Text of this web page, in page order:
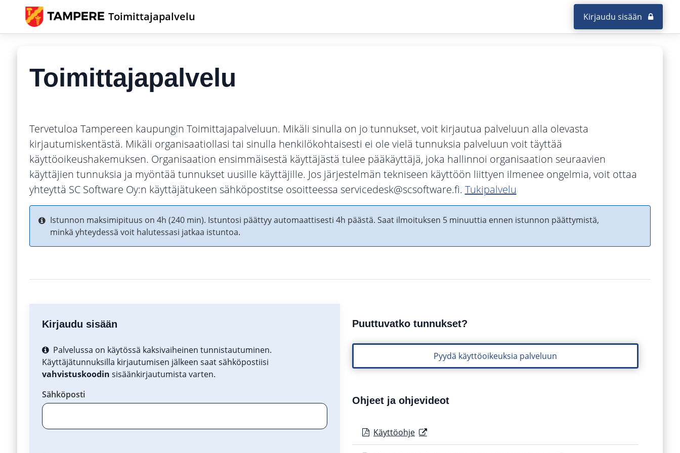
Toimittajapalvelu Kirjaudu sisään
Kirjaudu sisään
Toimittajapalvelu
Tervetuloa Tampereen kaupungin Toimittajapalveluun. Mikäli sinulla on jo tunnukset, voit kirjautua palveluun alla olevasta
kirjautumiskentästä. Mikäli organisaatiollasi tai sinulla henkilökohtaisesti ei ole vielä tunnuksia palveluun voit täyttää
käyttöoikeushakemuksen. Organisaation ensimmäisestä käyttäjästä tulee pääkäyttäjä, joka hallinnoi organisaation seuraavien
käyttäjien tunnuksia ja myöntää tunnukset uusille käyttäjille. Jos järjestelmän tekniseen käyttöön liittyen ilmenee ongelmia, voit ottaa
yhteyttä SC Software Oy:n käyttäjätukeen sähköpostitse osoitteessa servicedesk@scsoftware.fi. Tukipalvelu
Istunnon maksimipituus on 4h (240 min). Istuntosi päättyy automaattisesti 4h päästä. Saat ilmoituksen 5 minuuttia ennen istunnon päättymistä,
minkä yhteydessä voit halutessasi jatkaa istuntoa.
Kirjaudu sisään
Palvelussa on käytössä kaksivaiheinen tunnistautuminen.
Käyttäjätunnuksilla kirjautumisen jälkeen saat sähköpostiisi
vahvistuskoodin sisäänkirjautumista varten.
Sähköposti
Puuttuvatko tunnukset?
Pyydä käyttöoikeuksia palveluun
Ohjeet ja ohjevideot
Käyttöohje(Linkki avautuu selaimen uudessa välilehdessä.)